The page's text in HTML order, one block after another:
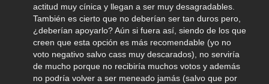
actitud muy cínica y llegan a ser muy desagradables.
También es cierto que no deberían ser tan duros pero,
¿deberían apoyarlo? Aún si fuera así, siendo de los que
creen que esta opción es más recomendable (yo no
voto negativo salvo cass muy descarados), no serviría
de mucho porque no recibiría muchos votos y además
no podría volver a ser meneado jamás (salvo que por